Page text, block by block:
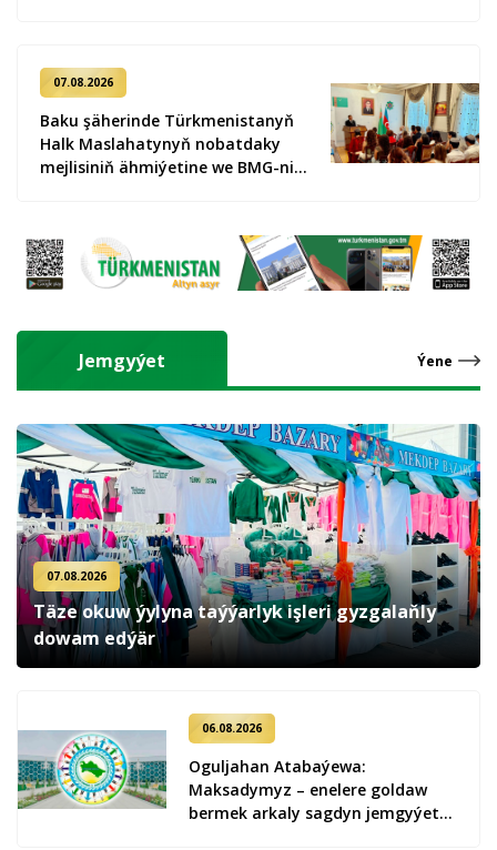
07.08.2026
Baku şäherinde Türkmenistanyň
Halk Maslahatynyň nobatdaky
mejlisiniň ähmiýetine we BMG-niň
maslahat geçirildi
Jemgyýet Ýene
07.08.2026
Täze okuw ýylyna taýýarlyk işleri gyzgalaňly
dowam edýär
06.08.2026
Oguljahan Atabaýewa:
Maksadymyz – enelere goldaw
bermek arkaly sagdyn jemgyýeti